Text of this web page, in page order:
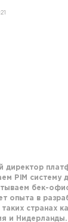
директор
PIM систему
бек-
опыта в
странах
и